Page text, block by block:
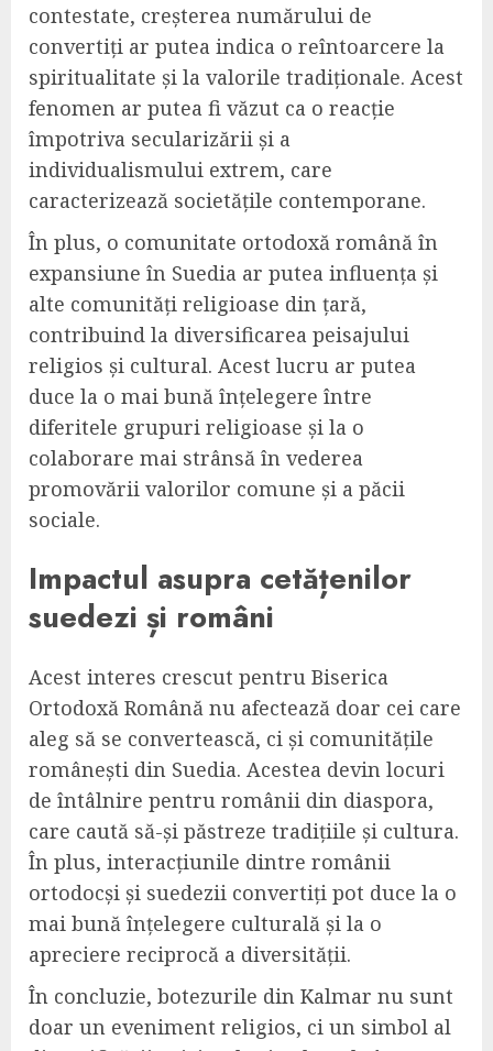
contestate, creșterea numărului de
convertiți ar putea indica o reîntoarcere la
spiritualitate și la valorile tradiționale. Acest
fenomen ar putea fi văzut ca o reacție
împotriva secularizării și a
individualismului extrem, care
caracterizează societățile contemporane.
În plus, o comunitate ortodoxă română în
expansiune în Suedia ar putea influența și
alte comunități religioase din țară,
contribuind la diversificarea peisajului
religios și cultural. Acest lucru ar putea
duce la o mai bună înțelegere între
diferitele grupuri religioase și la o
colaborare mai strânsă în vederea
promovării valorilor comune și a păcii
sociale.
Impactul asupra cetățenilor
suedezi și români
Acest interes crescut pentru Biserica
Ortodoxă Română nu afectează doar cei care
aleg să se convertească, ci și comunitățile
românești din Suedia. Acestea devin locuri
de întâlnire pentru românii din diaspora,
care caută să-și păstreze tradițiile și cultura.
În plus, interacțiunile dintre românii
ortodocși și suedezii convertiți pot duce la o
mai bună înțelegere culturală și la o
apreciere reciprocă a diversității.
În concluzie, botezurile din Kalmar nu sunt
doar un eveniment religios, ci un simbol al